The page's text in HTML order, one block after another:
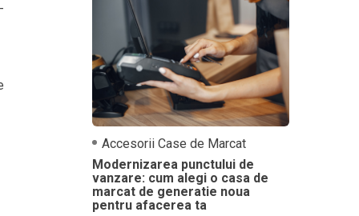
Accesorii Case de Marcat
Modernizarea punctului de
vanzare: cum alegi o casa de
marcat de generatie noua
pentru afacerea ta